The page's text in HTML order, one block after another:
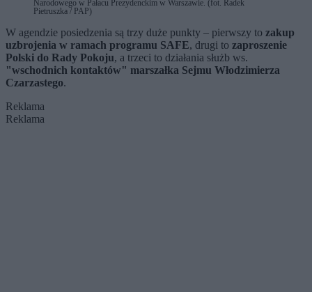
Narodowego w Pałacu Prezydenckim w Warszawie. (fot. Radek
Pietruszka / PAP)
W agendzie posiedzenia są trzy duże punkty – pierwszy to zakup
uzbrojenia w ramach programu SAFE, drugi to zaproszenie
Polski do Rady Pokoju, a trzeci to działania służb ws.
"wschodnich kontaktów" marszałka Sejmu Włodzimierza
Czarzastego.
Reklama
Reklama